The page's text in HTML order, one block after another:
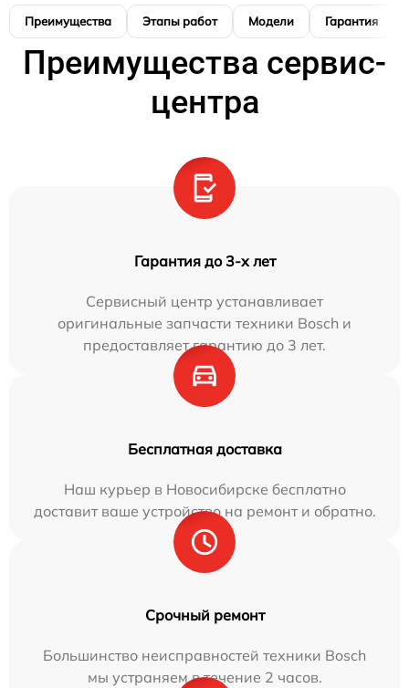
Преимущества Этапы работ Модели Гарантия
Преимущества сервис-
центра
Гарантия до 3-х лет
Сервисный центр устанавливает
оригинальные запчасти техники Bosch и
предоставляет гарантию до 3 лет.
Бесплатная доставка
Наш курьер в Новосибирске бесплатно
доставит ваше устройство на ремонт и обратно.
Срочный ремонт
Большинство неисправностей техники Bosch
мы устраняем в течение 2 часов.